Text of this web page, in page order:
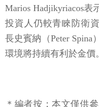
Marios Hadjikyriacos
投資人仍較青睞防衛
長史賓納（Peter
環境將持續有利於金價。
＊編者按：本文僅供